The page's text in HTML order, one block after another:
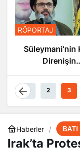
RÖPORTAJ
Süleymani’nin Kanı
Direnişin
Damarlarında
Akıyor
1 2 3
Haberler BATI
Irak’ta